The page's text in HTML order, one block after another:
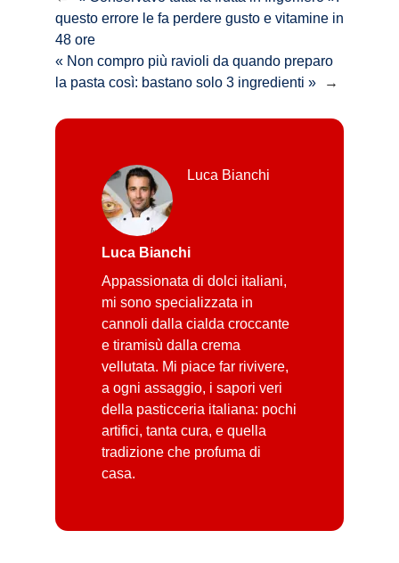
questo errore le fa perdere gusto e vitamine in
48 ore
« Non compro più ravioli da quando preparo
la pasta così: bastano solo 3 ingredienti »
→
Luca Bianchi
Luca Bianchi
Appassionata di dolci italiani,
mi sono specializzata in
cannoli dalla cialda croccante
e tiramisù dalla crema
vellutata. Mi piace far rivivere,
a ogni assaggio, i sapori veri
della pasticceria italiana: pochi
artifici, tanta cura, e quella
tradizione che profuma di
casa.